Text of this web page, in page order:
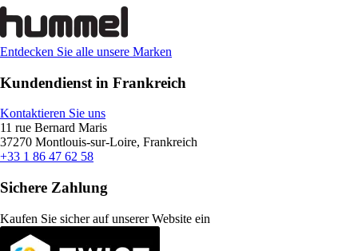
Entdecken Sie alle unsere Marken
Kundendienst in Frankreich
Kontaktieren Sie uns
11 rue Bernard Maris
37270 Montlouis-sur-Loire, Frankreich
+33 1 86 47 62 58
Sichere Zahlung
Kaufen Sie sicher auf unserer Website ein